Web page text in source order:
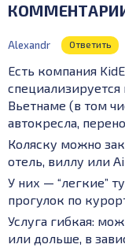
Alexandr Ответить
Есть компания
специализируется
Вьетнаме (в том
автокресла,
Коляску можно
отель, виллу или
У них — “легкие”
прогулок по
Услуга гибкая:
или дольше, в